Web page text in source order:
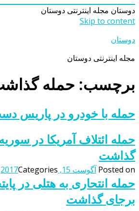
دوستان مجله اینترنتی دوستان
Skip to content
دوستان
مجله اینترنتی دوستان
برچسب: حمله
حمله با خودرو در پاریس‌ دست‌کم یک
Posted on آگوست 15, 2017 Categories
گذاشت
برجای گذاشت